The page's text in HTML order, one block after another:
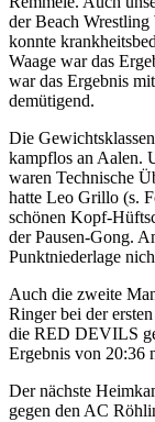
der Beach
konnte
Waage war das
war das Ergebnis
demütigend.
Die
kampflos an Aalen.
waren Technische
hatte Leo Grillo (s.
schönen Kopf-
der Pausen-Gong.
Punktniederlage
Auch die zweite
Ringer bei der
die RED DEVILS
Ergebnis von 20:36
Der nächste
gegen den AC